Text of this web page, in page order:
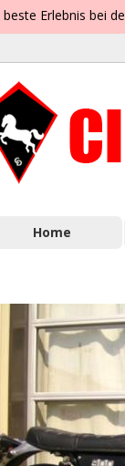
Erlebnis bei
Home